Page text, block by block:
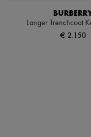
Langer Trenchcoat
€ 2.150